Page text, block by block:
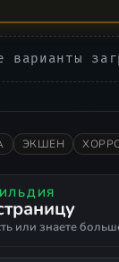
варианты
ЭКШЕН
или знаете